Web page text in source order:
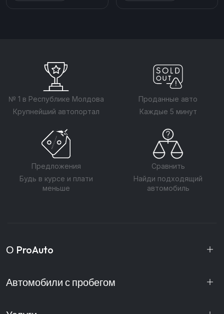
№ 1 в Республике Молдова
Крупнейший автопортал
Проданные авто
Каждые 5 минут
Предложения
Будь в курсе и плати
меньше
Сравнить
Найди подходящий
автомобиль
О ProAuto
Автомобили с пробегом